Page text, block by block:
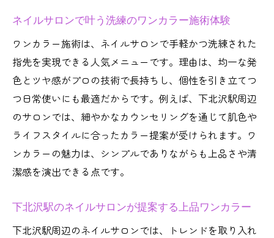
ネイルサロンで叶う洗練のワンカラー施術体験
ワンカラー施術は、ネイルサロンで手軽かつ洗練された
指先を実現できる人気メニューです。理由は、均一な発
色とツヤ感がプロの技術で長持ちし、個性を引き立てつ
つ日常使いにも最適だからです。例えば、下北沢駅周辺
のサロンでは、細やかなカウンセリングを通じて肌色や
ライフスタイルに合ったカラー提案が受けられます。ワ
ンカラーの魅力は、シンプルでありながらも上品さや清
潔感を演出できる点です。
下北沢駅のネイルサロンが提案する上品ワンカラー
下北沢駅周辺のネイルサロンでは、トレンドを取り入れ